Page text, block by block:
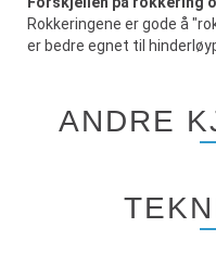
Rokkeringene er gode å
er bedre egnet til
ANDRE